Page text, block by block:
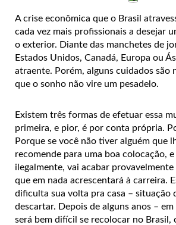
A crise econômica que o Brasil
cada vez mais profissionais a desejar
o exterior. Diante das manchetes de
Estados Unidos, Canadá, Europa ou
atraente. Porém, alguns cuidados são
que o sonho não vire um pesadelo.
Existem três formas de efetuar essa
primeira, e pior, é por conta própria.
Porque se você não tiver alguém que
recomende para uma boa colocação,
ilegalmente, vai acabar
que em nada acrescentará à carreira.
dificulta sua volta pra casa – situação
descartar. Depois de alguns anos –
será bem difícil se recolocar no Brasil,